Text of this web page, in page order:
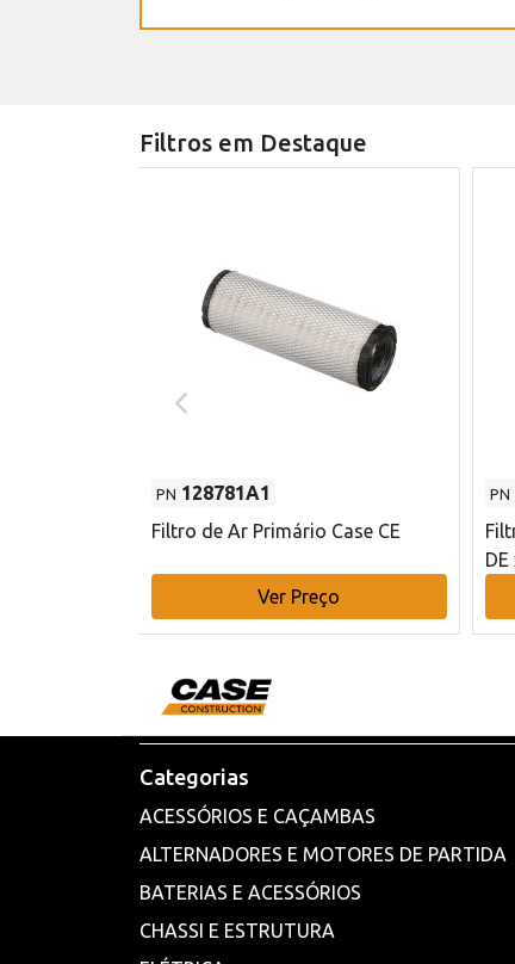
Filtros em Destaque
PN 128781A1
Filtro de Ar Primário Case CE
Ver Preço
PN
DE
Categorias
ACESSÓRIOS E CAÇAMBAS
ALTERNADORES E MOTORES DE PARTIDA
BATERIAS E ACESSÓRIOS
CHASSI E ESTRUTURA